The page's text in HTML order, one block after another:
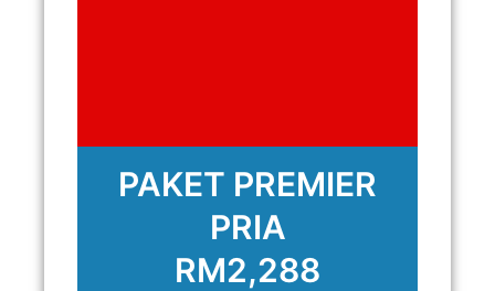
PAKET PREMIER
PRIA
RM2,288